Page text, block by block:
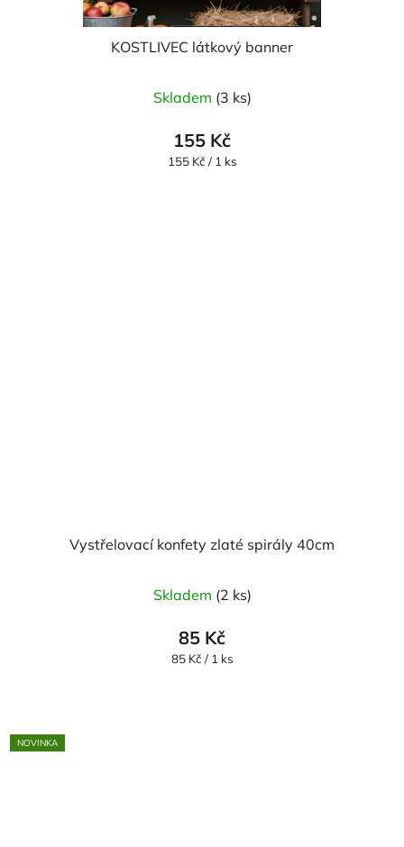
KOSTLIVEC látkový banner
Skladem (3 ks)
155 Kč
Měrná
155 Kč / 1 ks
Vystřelovací konfety zlaté spirály 40cm
Skladem (2 ks)
85 Kč
Měrná
85 Kč / 1 ks
NOVINKA